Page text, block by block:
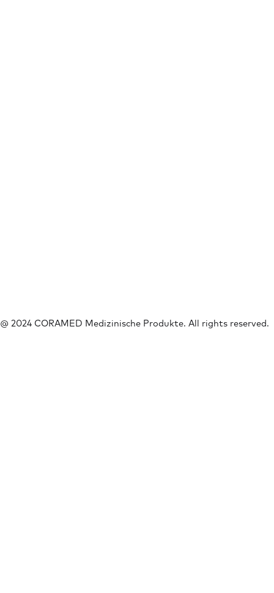
@ 2024 CORAMED Medizinische Produkte. All rights reserved.